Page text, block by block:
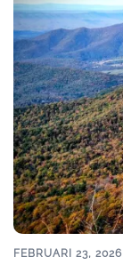
FEBRUARI 23, 2026